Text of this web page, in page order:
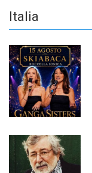
Italia